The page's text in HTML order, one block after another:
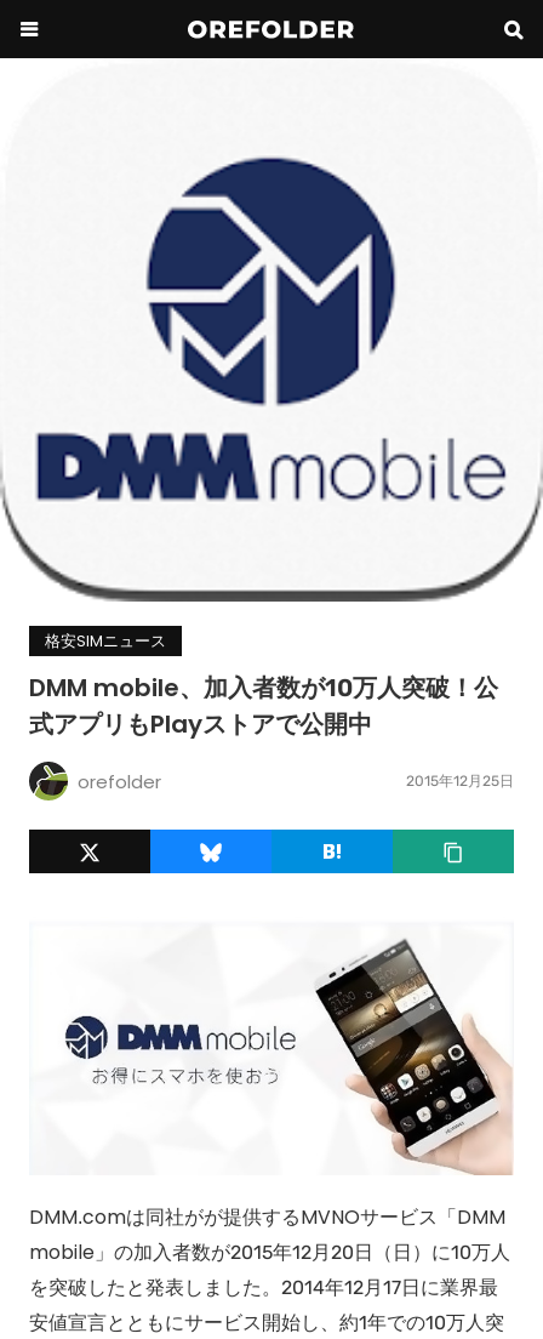
格安SIMニュース
DMM mobile、加入者数が10万人突破！公
式アプリもPlayストアで公開中
orefolder 2015年12月25日
DMM.comは同社がが提供するMVNOサービス「DMM
mobile」の加入者数が2015年12月20日（日）に10万人
を突破したと発表しました。2014年12月17日に業界最
安値宣言とともにサービス開始し、約1年での10万人突